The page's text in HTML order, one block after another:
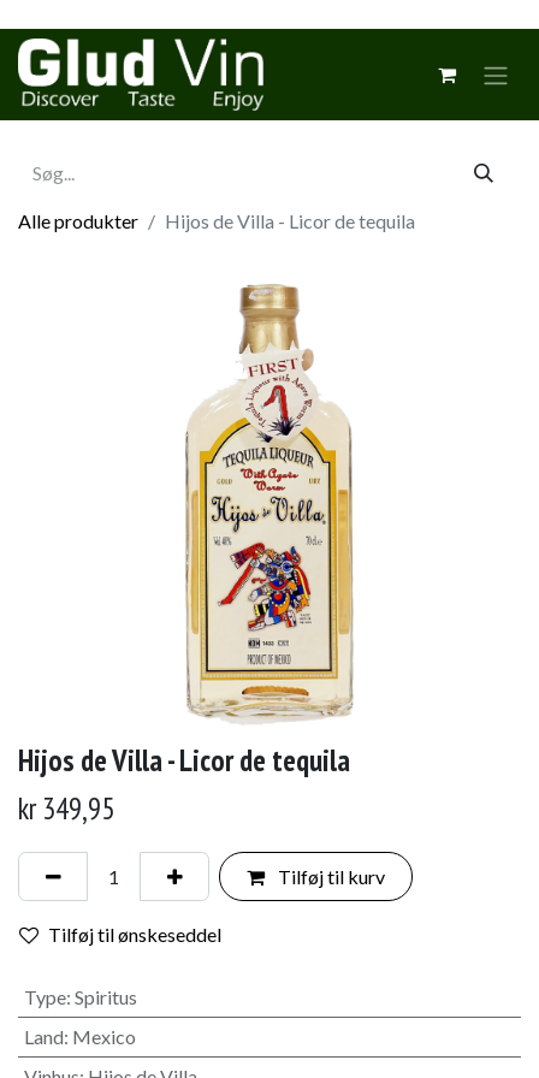
Alle produkter Hijos de Villa - Licor de tequila
Hijos de Villa - Licor de tequila
kr349,95
Tilføj til kurv
Tilføj til ønskeseddel
Type: Spiritus
Land: Mexico